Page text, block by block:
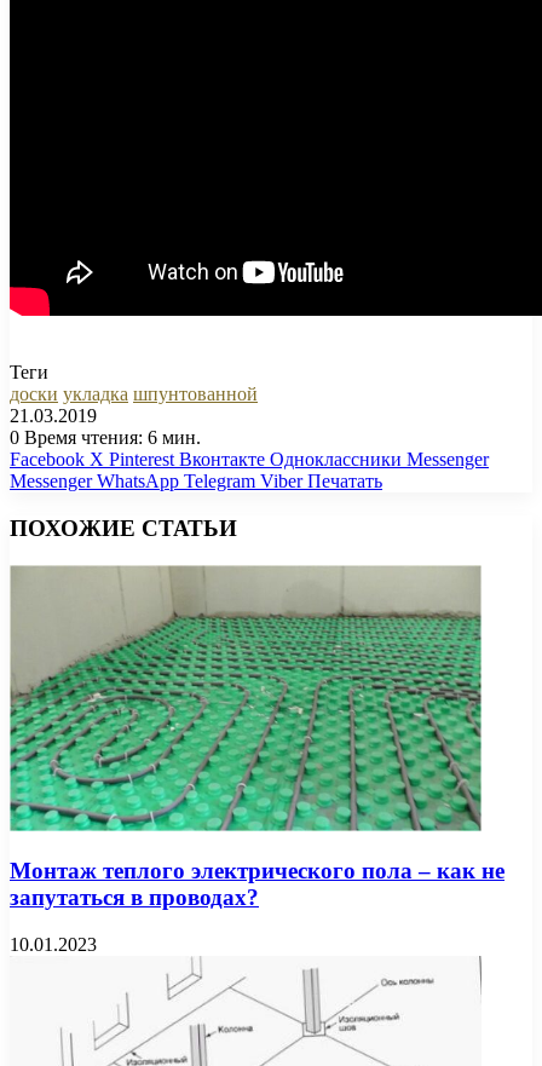
Теги
доски укладка шпунтованной
21.03.2019
0 Время чтения: 6 мин.
Facebook X Pinterest Вконтакте Одноклассники Messenger
Messenger WhatsApp Telegram Viber Печатать
ПОХОЖИЕ СТАТЬИ
Монтаж теплого электрического пола – как не
запутаться в проводах?
10.01.2023